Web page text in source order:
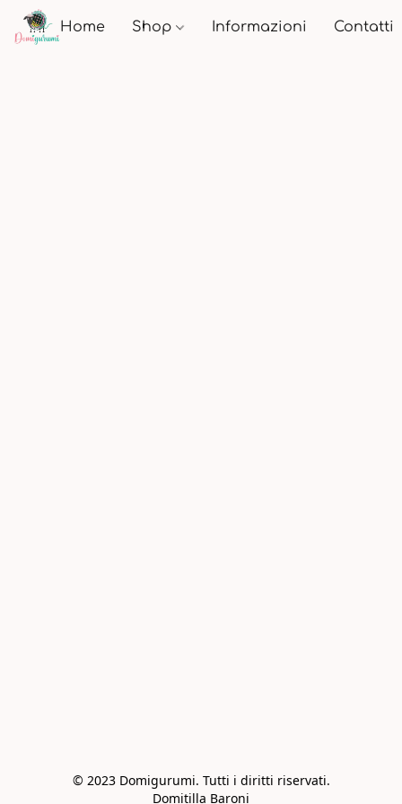
Home Shop Informazioni Contatti
© 2023 Domigurumi. Tutti i diritti riservati.
Domitilla Baroni